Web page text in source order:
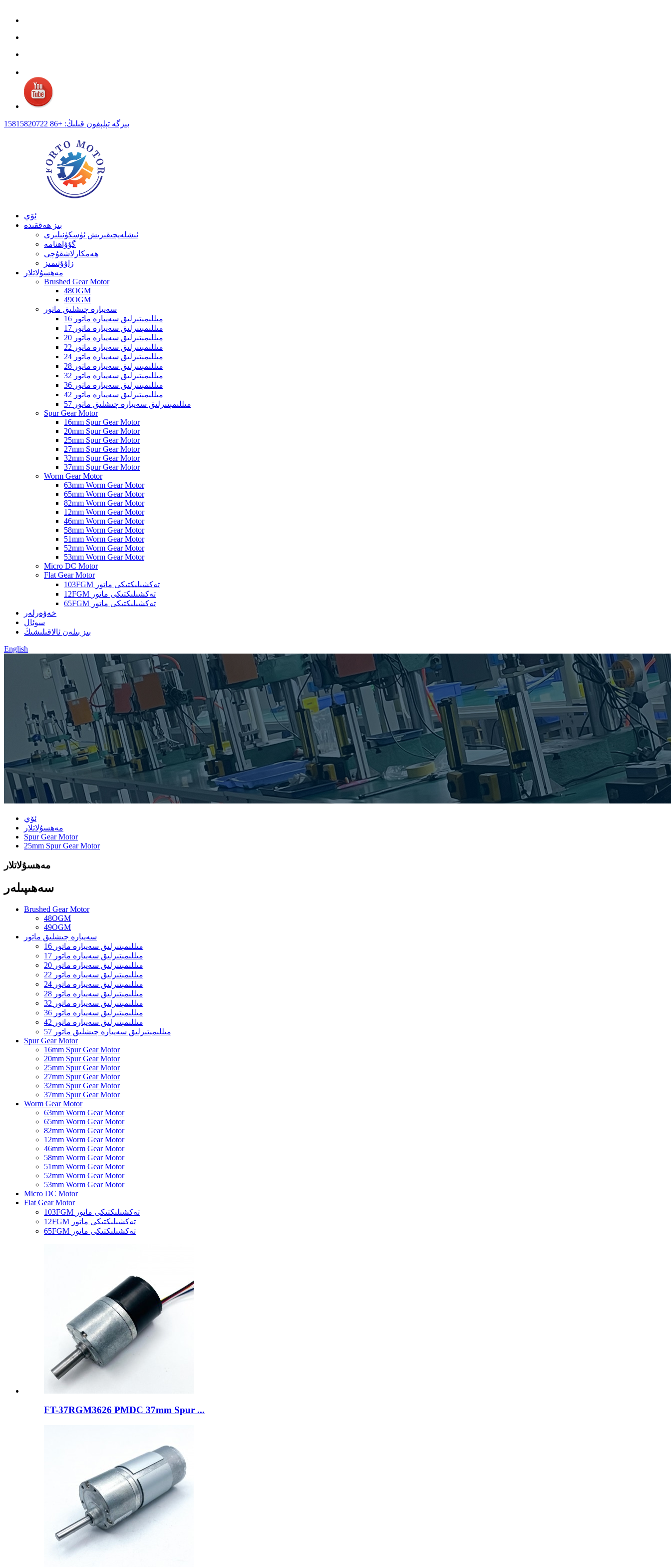
بىزگە تېلېفون قىلىڭ: +86 15815820722
ئۆي
بىز ھەققىدە
ئىشلەپچىقىرىش ئۈسكۈنىلىرى
گۇۋاھنامە
ھەمكارلاشقۇچى
زاۋۇتىمىز
مەھسۇلاتلار
Brushed Gear Motor
48OGM
49OGM
سەييارە چىشلىق ماتور
16 مىللىمېتىرلىق سەييارە ماتور
17 مىللىمېتىرلىق سەييارە ماتور
20 مىللىمېتىرلىق سەييارە ماتور
22 مىللىمېتىرلىق سەييارە ماتور
24 مىللىمېتىرلىق سەييارە ماتور
28 مىللىمېتىرلىق سەييارە ماتور
32 مىللىمېتىرلىق سەييارە ماتور
36 مىللىمېتىرلىق سەييارە ماتور
42 مىللىمېتىرلىق سەييارە ماتور
57 مىللىمېتىرلىق سەييارە چىشلىق ماتور
Spur Gear Motor
16mm Spur Gear Motor
20mm Spur Gear Motor
25mm Spur Gear Motor
27mm Spur Gear Motor
32mm Spur Gear Motor
37mm Spur Gear Motor
Worm Gear Motor
63mm Worm Gear Motor
65mm Worm Gear Motor
82mm Worm Gear Motor
12mm Worm Gear Motor
46mm Worm Gear Motor
58mm Worm Gear Motor
51mm Worm Gear Motor
52mm Worm Gear Motor
53mm Worm Gear Motor
Micro DC Motor
Flat Gear Motor
103FGM تەكشىلىكتىكى ماتور
12FGM تەكشىلىكتىكى ماتور
65FGM تەكشىلىكتىكى ماتور
خەۋەرلەر
سوئال
بىز بىلەن ئالاقىلىشىڭ
English
ئۆي
مەھسۇلاتلار
Spur Gear Motor
25mm Spur Gear Motor
مەھسۇلاتلار
سەھىپىلەر
Brushed Gear Motor
48OGM
49OGM
سەييارە چىشلىق ماتور
16 مىللىمېتىرلىق سەييارە ماتور
17 مىللىمېتىرلىق سەييارە ماتور
20 مىللىمېتىرلىق سەييارە ماتور
22 مىللىمېتىرلىق سەييارە ماتور
24 مىللىمېتىرلىق سەييارە ماتور
28 مىللىمېتىرلىق سەييارە ماتور
32 مىللىمېتىرلىق سەييارە ماتور
36 مىللىمېتىرلىق سەييارە ماتور
42 مىللىمېتىرلىق سەييارە ماتور
57 مىللىمېتىرلىق سەييارە چىشلىق ماتور
Spur Gear Motor
16mm Spur Gear Motor
20mm Spur Gear Motor
25mm Spur Gear Motor
27mm Spur Gear Motor
32mm Spur Gear Motor
37mm Spur Gear Motor
Worm Gear Motor
63mm Worm Gear Motor
65mm Worm Gear Motor
82mm Worm Gear Motor
12mm Worm Gear Motor
46mm Worm Gear Motor
58mm Worm Gear Motor
51mm Worm Gear Motor
52mm Worm Gear Motor
53mm Worm Gear Motor
Micro DC Motor
Flat Gear Motor
103FGM تەكشىلىكتىكى ماتور
12FGM تەكشىلىكتىكى ماتور
65FGM تەكشىلىكتىكى ماتور
FT-37RGM3626 PMDC 37mm Spur ...